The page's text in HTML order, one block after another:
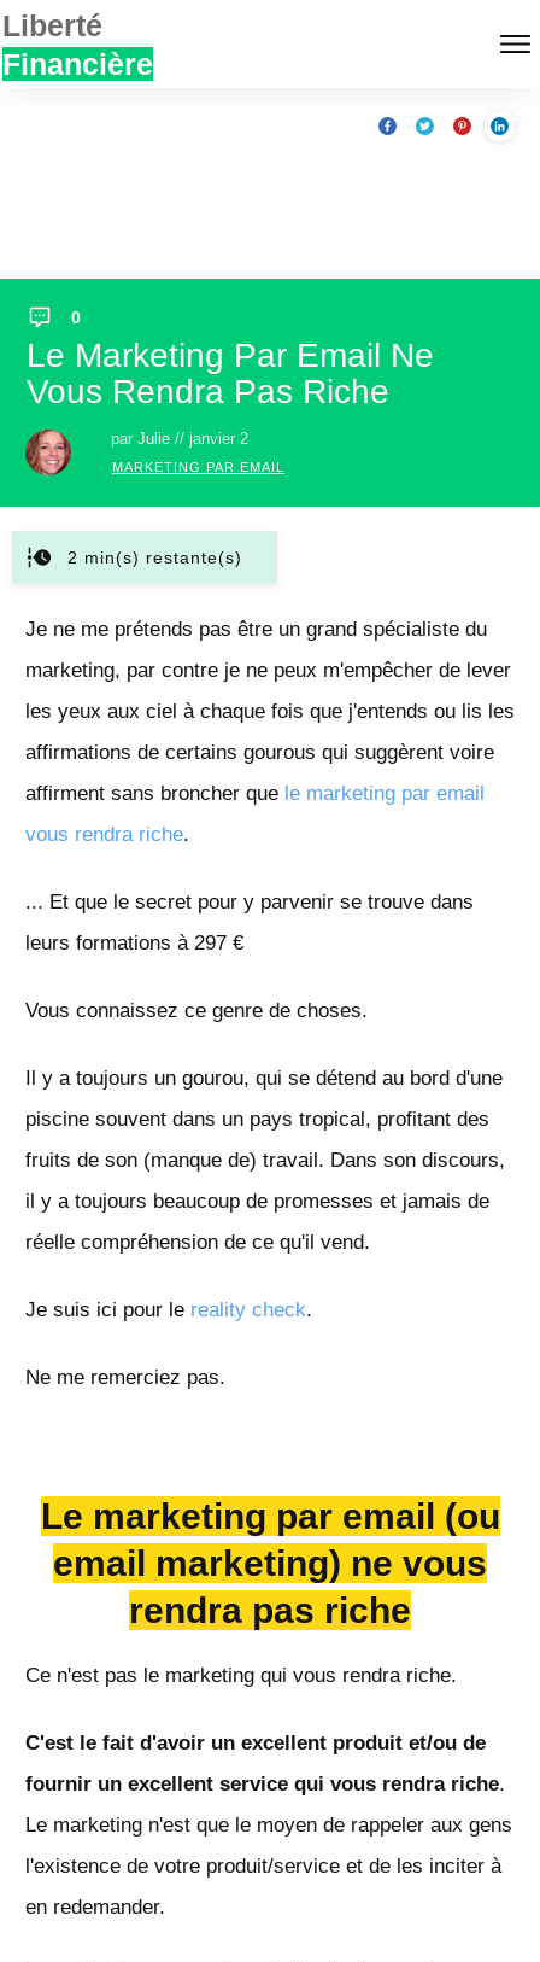
Liberté
Financière
0
Le Marketing Par Email Ne
Vous Rendra Pas Riche
par Julie// janvier 2
MARKETING PAR EMAIL
2 min(s) restante(s)
Je ne me prétends pas être un grand spécialiste du
marketing, par contre je ne peux m'empêcher de lever
les yeux aux ciel à chaque fois que j'entends ou lis les
affirmations de certains gourous qui suggèrent voire
affirment sans broncher que le marketing par email
vous rendra riche.
... Et que le secret pour y parvenir se trouve dans
leurs formations à 297 €
Vous connaissez ce genre de choses.
Il y a toujours un gourou, qui se détend au bord d'une
piscine souvent dans un pays tropical, profitant des
fruits de son (manque de) travail. Dans son discours,
il y a toujours beaucoup de promesses et jamais de
réelle compréhension de ce qu'il vend.
Je suis ici pour le reality check.
Ne me remerciez pas.
Le marketing par email (ou
email marketing) ne vous
rendra pas riche
Ce n'est pas le marketing qui vous rendra riche.
C'est le fait d'avoir un excellent produit et/ou de
fournir un excellent service qui vous rendra riche.
Le marketing n'est que le moyen de rappeler aux gens
l'existence de votre produit/service et de les inciter à
en redemander.